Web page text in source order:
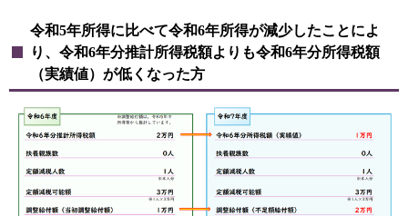
令和5年所得に比べて令和6年所得が減少したことによ
り、令和6年分推計所得税額よりも令和6年分所得税額
（実績値）が低くなった方